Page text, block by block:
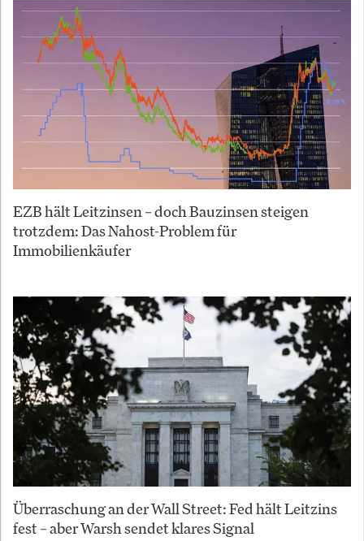
EZB hält Leitzinsen – doch Bauzinsen steigen
trotzdem: Das Nahost-Problem für
Immobilienkäufer
Überraschung an der Wall Street: Fed hält Leitzins
fest – aber Warsh sendet klares Signal